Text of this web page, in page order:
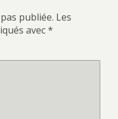
publiée. Les
avec*